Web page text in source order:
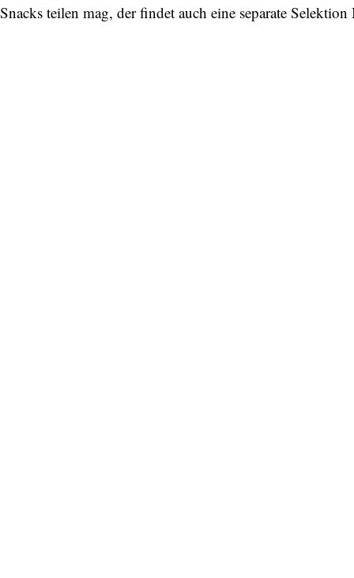
Snacks teilen mag, der findet auch eine separate